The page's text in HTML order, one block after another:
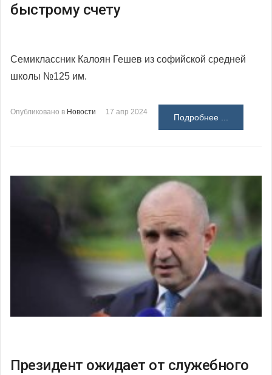
быстрому счету
Семиклассник Калоян Гешев из софийской средней
школы №125 им.
Опубликовано в Новости 17 апр 2024
Подробнее ...
Президент ожидает от служебного